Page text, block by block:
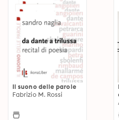
Il suono delle parole
Fabrizio M. Rossi